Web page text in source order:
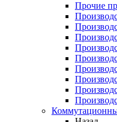
Прочие